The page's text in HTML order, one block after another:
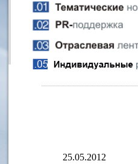
25.05.2012